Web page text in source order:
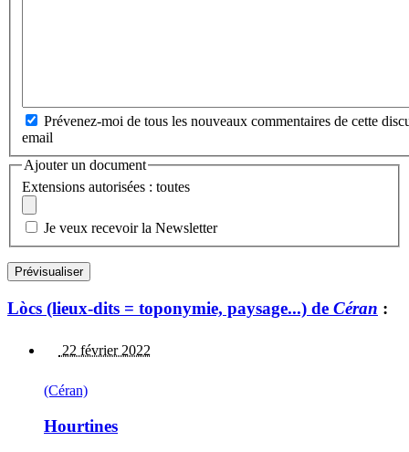
Prévenez-moi de tous les nouveaux commentaires de cette
email
Ajouter un document
Extensions autorisées : toutes
Je veux recevoir la Newsletter
Lòcs (lieux-dits = toponymie, paysage...) de Céran :
22 février 2022
(Céran)
Hourtines